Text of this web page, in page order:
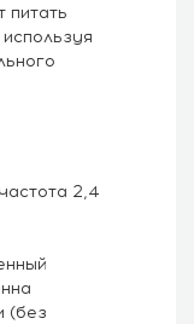
питать
2,4
(без